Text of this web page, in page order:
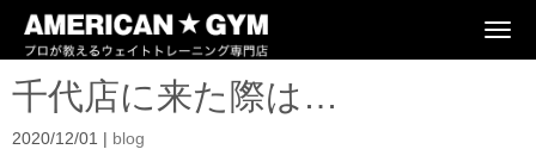
N
千代店に来た際は…
2020/12/01 | blog